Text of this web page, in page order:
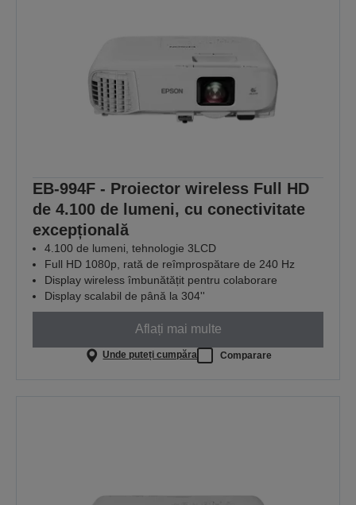
EB-994F - Proiector wireless Full HD
de 4.100 de lumeni, cu conectivitate
excepțională
4.100 de lumeni, tehnologie 3LCD
Full HD 1080p, rată de reîmprospătare de 240 Hz
Display wireless îmbunătățit pentru colaborare
Display scalabil de până la 304''
Aflați mai multe
Unde puteți cumpăra Comparare